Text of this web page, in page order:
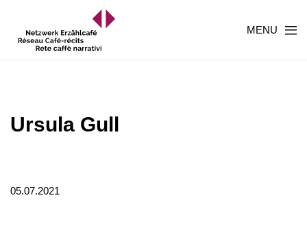
MENU
Ursula Gull
05.07.2021